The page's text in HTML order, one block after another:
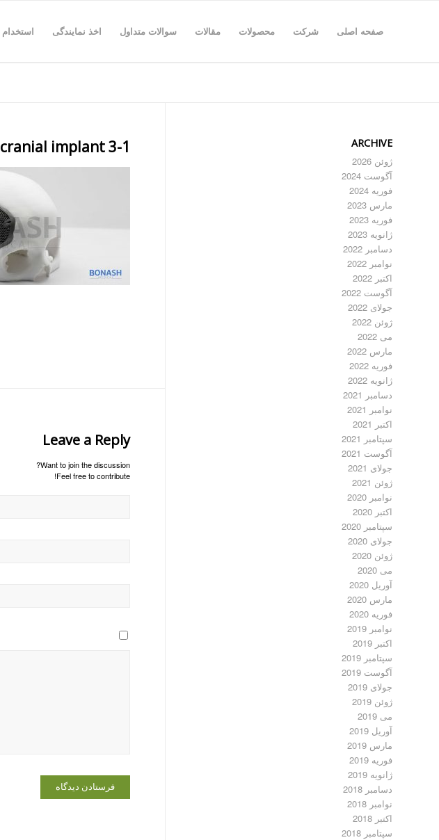
صفحه اصلی شرکت محصولات مقالات سوالات متداول اخذ نمایندگی استخدام
cranial implant 3-1
Leave a Reply
Want to join the discussion?
Feel free to contribute!
ARCHIVE
ژوئن 2026
آگوست 2024
فوریه 2024
مارس 2023
فوریه 2023
ژانویه 2023
دسامبر 2022
نوامبر 2022
اکتبر 2022
آگوست 2022
جولای 2022
ژوئن 2022
می 2022
مارس 2022
فوریه 2022
ژانویه 2022
دسامبر 2021
نوامبر 2021
اکتبر 2021
سپتامبر 2021
آگوست 2021
جولای 2021
ژوئن 2021
نوامبر 2020
اکتبر 2020
سپتامبر 2020
جولای 2020
ژوئن 2020
می 2020
آوریل 2020
مارس 2020
فوریه 2020
نوامبر 2019
اکتبر 2019
سپتامبر 2019
آگوست 2019
جولای 2019
ژوئن 2019
می 2019
آوریل 2019
مارس 2019
فوریه 2019
ژانویه 2019
دسامبر 2018
نوامبر 2018
اکتبر 2018
سپتامبر 2018